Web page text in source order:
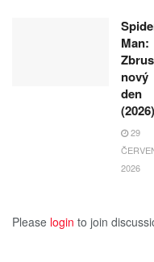
Man:
nový
den
(2026)
29
2026
Please login to join